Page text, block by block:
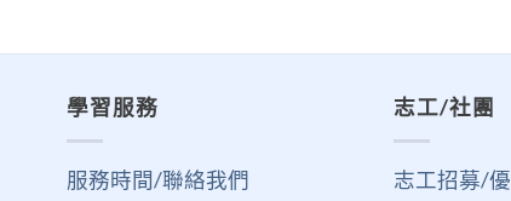
學習服務
服務時間/聯絡我們
志工/社團
志工招募/